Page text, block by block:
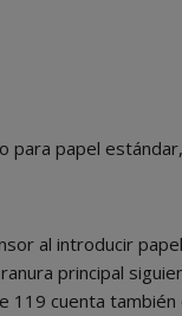
para papel
al introducir
principal
119 cuenta